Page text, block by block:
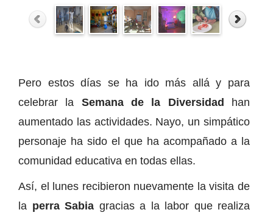
Pero estos días se ha ido más allá y para
celebrar la Semana de la Diversidad han
aumentado las actividades. Nayo, un simpático
personaje ha sido el que ha acompañado a la
comunidad educativa en todas ellas.
Así, el lunes recibieron nuevamente la visita de
la perra Sabia gracias a la labor que realiza